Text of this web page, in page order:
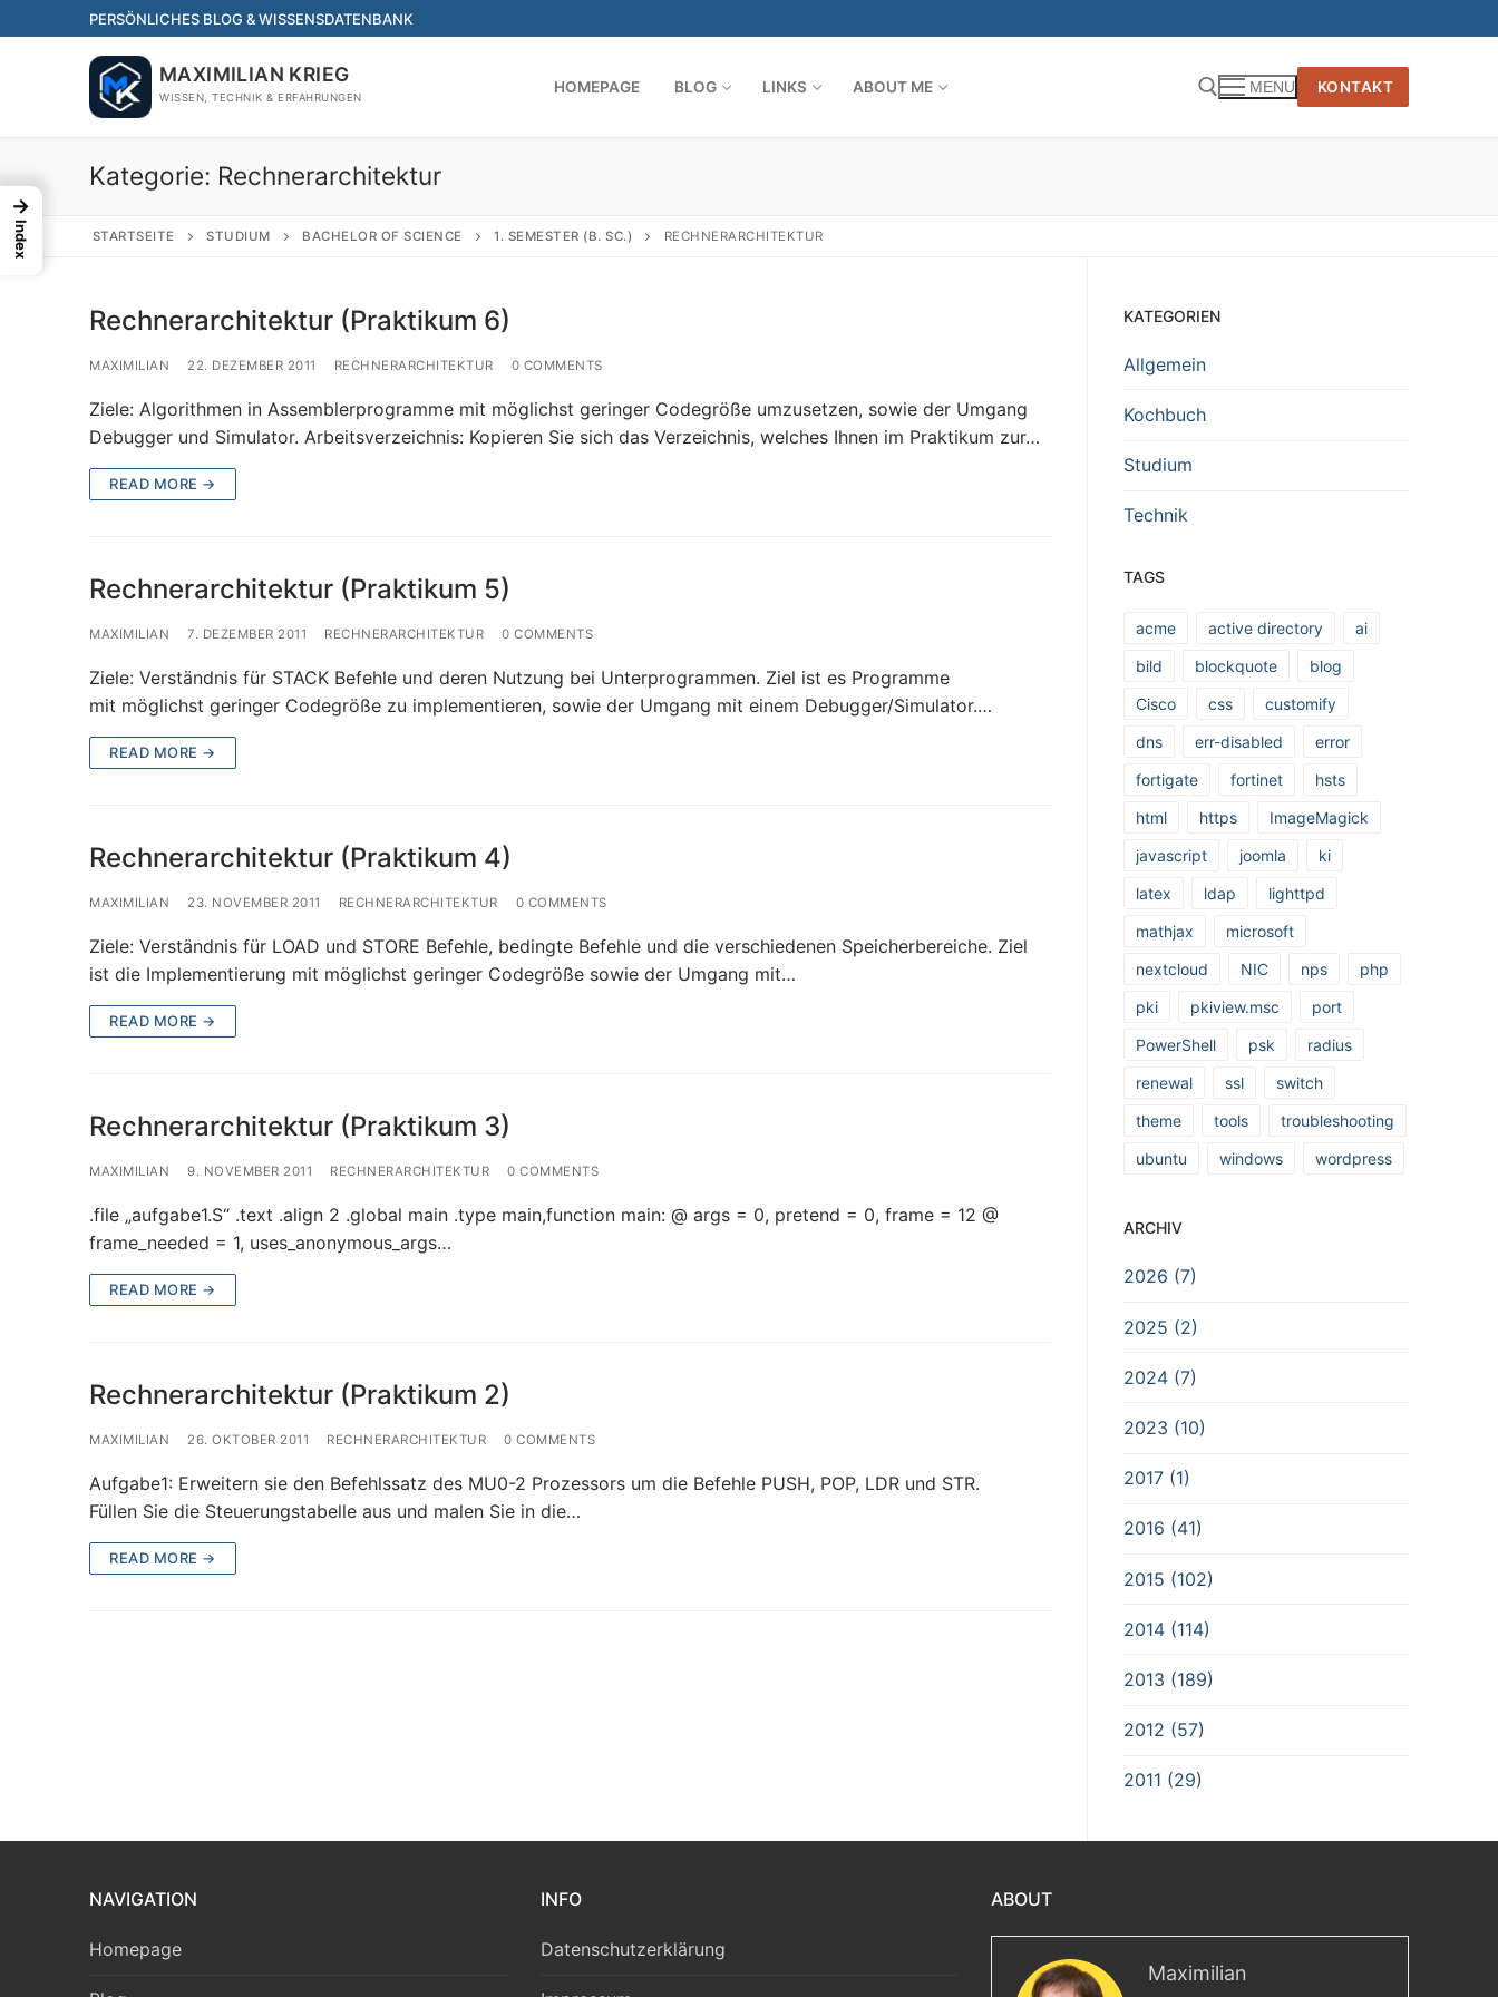
to
PERSÖNLICHES BLOG & WISSENSDATENBANK
MAXIMILIAN KRIEG
WISSEN, TECHNIK & ERFAHRUNGEN
HOMEPAGE BLOG LINKS ABOUT ME MENU KONTAKT
Kategorie: Rechnerarchitektur
STARTSEITE STUDIUM BACHELOR OF SCIENCE 1. SEMESTER (B. SC.) RECHNERARCHITEKTUR
Rechnerarchitektur (Praktikum 6)
MAXIMILIAN 22. DEZEMBER 2011 RECHNERARCHITEKTUR 0 COMMENTS
Ziele: Algorithmen in Assemblerprogramme mit möglichst geringer Codegröße umzusetzen, sowie der Umgang
Debugger und Simulator. Arbeitsverzeichnis: Kopieren Sie sich das Verzeichnis, welches Ihnen im Praktikum zur…
READ MORE →
Rechnerarchitektur (Praktikum 5)
MAXIMILIAN 7. DEZEMBER 2011 RECHNERARCHITEKTUR 0 COMMENTS
Ziele: Verständnis für STACK Befehle und deren Nutzung bei Unterprogrammen. Ziel ist es Programme
mit möglichst geringer Codegröße zu implementieren, sowie der Umgang mit einem Debugger/Simulator.…
READ MORE →
Rechnerarchitektur (Praktikum 4)
MAXIMILIAN 23. NOVEMBER 2011 RECHNERARCHITEKTUR 0 COMMENTS
Ziele: Verständnis für LOAD und STORE Befehle, bedingte Befehle und die verschiedenen Speicherbereiche. Ziel
ist die Implementierung mit möglichst geringer Codegröße sowie der Umgang mit…
READ MORE →
Rechnerarchitektur (Praktikum 3)
MAXIMILIAN 9. NOVEMBER 2011 RECHNERARCHITEKTUR 0 COMMENTS
.file „aufgabe1.S“ .text .align 2 .global main .type main,function main: @ args = 0, pretend = 0, frame = 12 @
frame_needed = 1, uses_anonymous_args…
READ MORE →
Rechnerarchitektur (Praktikum 2)
MAXIMILIAN 26. OKTOBER 2011 RECHNERARCHITEKTUR 0 COMMENTS
Aufgabe1: Erweitern sie den Befehlssatz des MU0-2 Prozessors um die Befehle PUSH, POP, LDR und STR.
Füllen Sie die Steuerungstabelle aus und malen Sie in die…
READ MORE →
KATEGORIEN
Allgemein
Kochbuch
Studium
Technik
TAGS
acme active directory
ai
bild
blockquote
blog
Cisco
css
customify
dns
err-disabled
error
fortigate
fortinet
hsts
html
https
ImageMagick
javascript
joomla
ki
latex
ldap
lighttpd
mathjax
microsoft
nextcloud
NIC nps
php
pki
pkiview.msc
port
PowerShell
psk
radius
renewal
ssl
switch
theme
tools
troubleshooting
ubuntu
windows wordpress
ARCHIV
2026 (7)
2025 (2)
2024 (7)
2023 (10)
2017 (1)
2016 (41)
2015 (102)
2014 (114)
2013 (189)
2012 (57)
2011 (29)
NAVIGATION
Homepage
INFO
Datenschutzerklärung
ABOUT
Maximilian
→
Index